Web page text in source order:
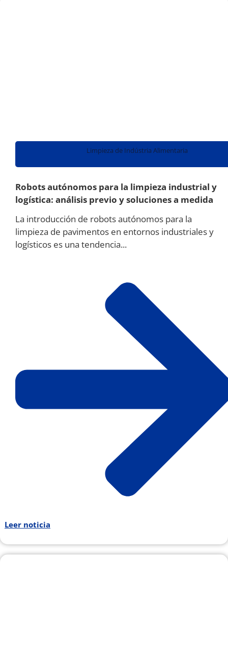
Limpieza de Indústria Alimentaria
Robots autónomos para la limpieza industrial y
logística: análisis previo y soluciones a medida
La introducción de robots autónomos para la
limpieza de pavimentos en entornos industriales y
logísticos es una tendencia...
Leer noticia